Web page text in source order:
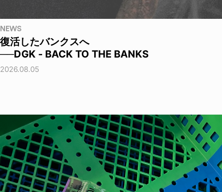
NEWS
復活したバンクスへ
──DGK - BACK TO THE BANKS
2026.08.05